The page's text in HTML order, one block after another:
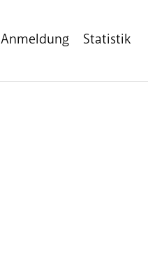
Anmeldung Statistik